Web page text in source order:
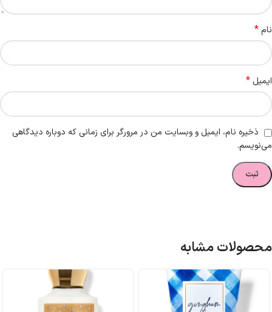
نام*
ایمیل *
ذخیره نام، ایمیل و وبسایت من در مرورگر برای زمانی که دوباره دیدگاهی
می‌نویسم.
محصولات مشابه